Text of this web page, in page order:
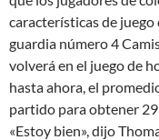
características de
guardia número 4
volverá en el juego de
hasta ahora, el
partido para obtener
«Estoy bien», dijo